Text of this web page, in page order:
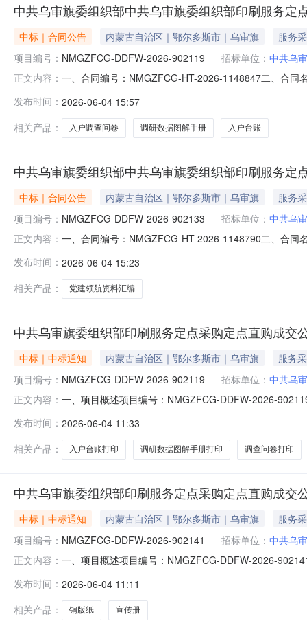
中共乌审旗委组织部中共乌审旗委组织部印刷服务定
中标｜合同公告 内蒙古自治区｜鄂尔多斯市｜乌审旗
服务
项目编号： NMGZFCG-DDFW-2026-902119 招标单位： 中共乌
正文内容： 一、合同编号：NMGZFCG-HT-2026-1148847二、合同
方)：乌审旗新希望印刷厂地址：内蒙古自治区鄂尔多斯
发布时间： 2026-06-04 15:57
相关产品：
入户调查问卷 调研数据图解手册 入户台账
中共乌审旗委组织部中共乌审旗委组织部印刷服务定
中标｜合同公告 内蒙古自治区｜鄂尔多斯市｜乌审旗
服务
项目编号： NMGZFCG-DDFW-2026-902133 招标单位： 中共乌
正文内容： 一、合同编号：NMGZFCG-HT-2026-1148790二、合同
应商(乙方)：鄂尔多斯市桥头堡印刷有限责任公司地址
发布时间： 2026-06-04 15:23
相关产品：
党建领航资料汇编
中共乌审旗委组织部印刷服务定点采购定点直购成交
中标｜中标通知 内蒙古自治区｜鄂尔多斯市｜乌审旗
服务
项目编号： NMGZFCG-DDFW-2026-902119 招标单位： 中共乌
正文内容： 一、项目概述项目编号：NMGZFCG-DDFW-2026-
二、需求明细编号项目需求数量计量单位1下乡入户调查
发布时间： 2026-06-04 11:33
相关产品：
入户台账打印 调研数据图解手册打印 调查问卷打印
中共乌审旗委组织部印刷服务定点采购定点直购成交
中标｜中标通知 内蒙古自治区｜鄂尔多斯市｜乌审旗
服务
项目编号： NMGZFCG-DDFW-2026-902141 招标单位： 中共乌
正文内容： 一、项目概述项目编号：NMGZFCG-DDFW-2026-
求明细编号项目需求数量计量单位1人才乌审若干政策措
发布时间： 2026-06-04 11:11
相关产品：
铜版纸 宣传册